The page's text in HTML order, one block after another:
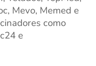
Mevo, Memed e
como
e